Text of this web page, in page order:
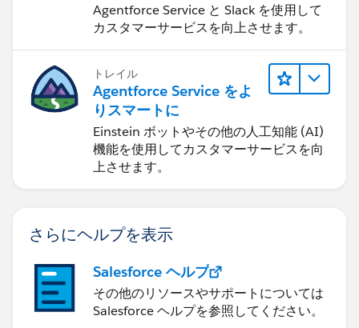
Agentforce Service と Slack を使用して
カスタマーサービスを向上させます。
トレイル
Agentforce Service をよ
りスマートに
Einstein ボットやその他の人工知能 (AI)
機能を使用してカスタマーサービスを向
上させます。
さらにヘルプを表示
Salesforce ヘルプ
その他のリソースやサポートについては
Salesforce ヘルプを参照してください。